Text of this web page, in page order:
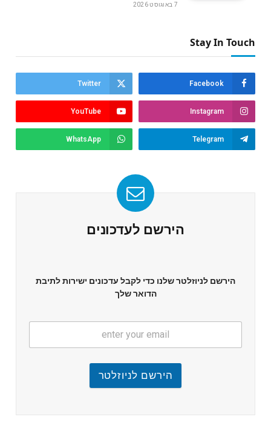
7 באוגוסט 2026
Stay In Touch
Facebook
Twitter
Instagram
YouTube
Telegram
WhatsApp
הירשם לעדכונים
הירשם לניוזלטר שלנו כדי לקבל עדכונים ישירות לתיבת
הדואר שלך
הירשם לניוזלטר